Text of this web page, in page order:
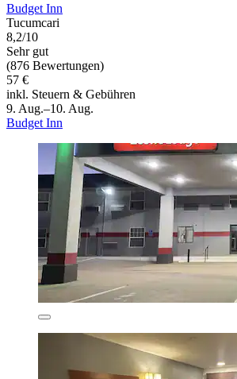
Budget Inn
Tucumcari
8,2/10
Sehr gut
(876 Bewertungen)
57 €
inkl. Steuern & Gebühren
9. Aug.–10. Aug.
Budget Inn